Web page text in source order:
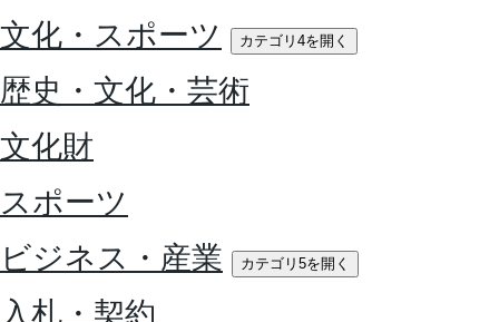
文化・スポーツ
カテゴリ4を開く
歴史・文化・芸術
文化財
スポーツ
ビジネス・産業
カテゴリ5を開く
入札・契約